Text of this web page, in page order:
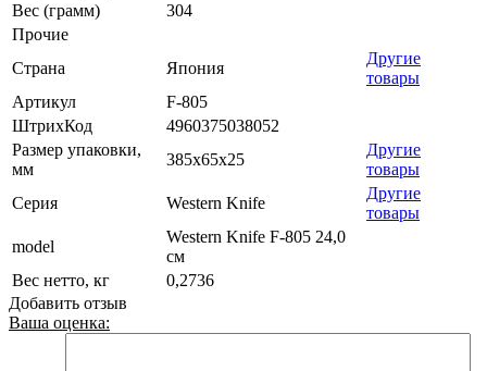
Вес (грамм)
304
Прочие
Страна
Япония
Другие
товары
Артикул
F-805
ШтрихКод
4960375038052
Размер упаковки,
мм
385x65x25
Другие
товары
Серия
Western Knife
Другие
товары
model
Western Knife F-805 24,0
см
Вес нетто, кг
0,2736
Добавить отзыв
Ваша оценка: